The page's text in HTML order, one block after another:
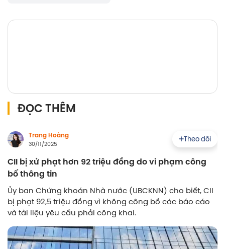
ĐỌC THÊM
Trang Hoàng
30/11/2025
Theo dõi
CII bị xử phạt hơn 92 triệu đồng do vi phạm công
bố thông tin
Ủy ban Chứng khoán Nhà nước (UBCKNN) cho biết, CII
bị phạt 92,5 triệu đồng vì không công bố các báo cáo
và tài liệu yêu cầu phải công khai.